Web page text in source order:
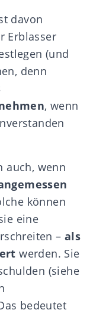
davon
Erblasser
(und
denn
, wenn
auch, wenn
können
eine
– als
werden. Sie
(siehe
bedeutet